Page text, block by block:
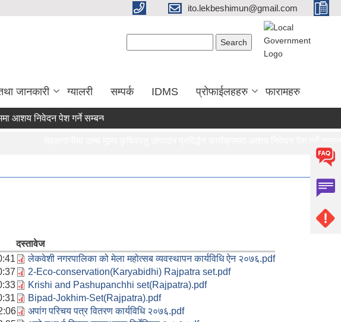
ito.lekbeshimun@gmail.com
जानकारी ग्यालरी सम्पर्क IDMS प्रोफाईलहहरु फारामहरु
आशय निवेदन पेश गर्ने सम्बन्धी सूचना |
दस्तावेज
लेकवेशी नगरपालिका को मेला महोत्सब व्यवस्थापन कार्यविधि ऐन २०७६.pdf
2-Eco-conservation(Karyabidhi) Rajpatra set.pdf
Krishi and Pashupanchhi set(Rajpatra).pdf
Bipad-Jokhim-Set(Rajpatra).pdf
अपांग परिचय पत्र वितरण कार्यविधि २०७६.pdf